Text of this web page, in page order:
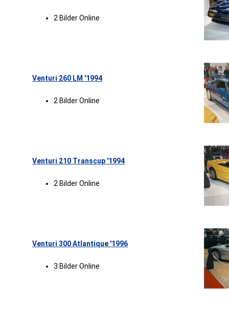
2 Bilder Online
Venturi 260 LM '1994
2 Bilder Online
Venturi 210 Transcup '1994
2 Bilder Online
Venturi 300 Atlantique '1996
3 Bilder Online